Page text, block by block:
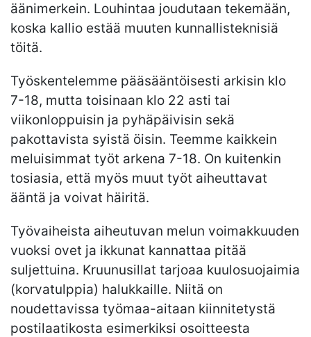
äänimerkein. Louhintaa joudutaan tekemään,
koska kallio estää muuten kunnallisteknisiä
töitä.
Työskentelemme pääsääntöisesti arkisin klo
7-18, mutta toisinaan klo 22 asti tai
viikonloppuisin ja pyhäpäivisin sekä
pakottavista syistä öisin. Teemme kaikkein
meluisimmat työt arkena 7-18. On kuitenkin
tosiasia, että myös muut työt aiheuttavat
ääntä ja voivat häiritä.
Työvaiheista aiheutuvan melun voimakkuuden
vuoksi ovet ja ikkunat kannattaa pitää
suljettuina. Kruunusillat tarjoaa kuulosuojaimia
(korvatulppia) halukkaille. Niitä on
noudettavissa työmaa-aitaan kiinnitetystä
postilaatikosta esimerkiksi osoitteesta